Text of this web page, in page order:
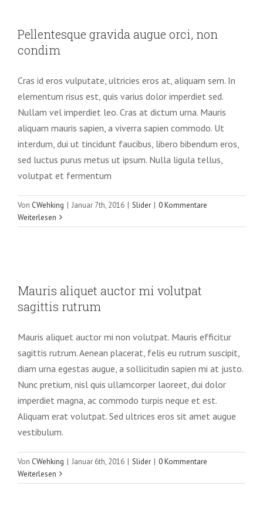
Pellentesque gravida augue orci, non
condim
Cras id eros vulputate, ultricies eros at, aliquam sem. In
elementum risus est, quis varius dolor imperdiet sed.
Nullam vel imperdiet leo. Cras at dictum urna. Mauris
aliquam mauris sapien, a viverra sapien commodo. Ut
interdum, dui ut tincidunt faucibus, libero bibendum eros,
sed luctus purus metus ut ipsum. Nulla ligula tellus,
volutpat et fermentum
Von CWehking | Januar 7th, 2016 | Slider | 0 Kommentare
Weiterlesen
Mauris aliquet auctor mi volutpat
sagittis rutrum
Mauris aliquet auctor mi non volutpat. Mauris efficitur
sagittis rutrum. Aenean placerat, felis eu rutrum suscipit,
diam urna egestas augue, a sollicitudin sapien mi at justo.
Nunc pretium, nisl quis ullamcorper laoreet, dui dolor
imperdiet magna, ac commodo turpis neque et est.
Aliquam erat volutpat. Sed ultrices eros sit amet augue
vestibulum.
Von CWehking | Januar 6th, 2016 | Slider | 0 Kommentare
Weiterlesen